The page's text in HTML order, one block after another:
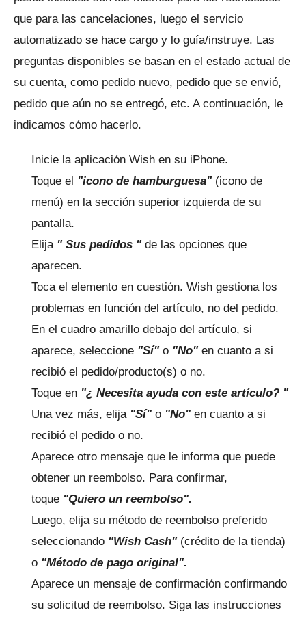
que para las cancelaciones, luego el servicio
automatizado se hace cargo y lo guía/instruye. Las
preguntas disponibles se basan en el estado actual de
su cuenta, como pedido nuevo, pedido que se envió,
pedido que aún no se entregó, etc. A continuación, le
indicamos cómo hacerlo.
Inicie la aplicación Wish en su iPhone.
Toque el "icono de hamburguesa" (icono de
menú) en la sección superior izquierda de su
pantalla.
Elija " Sus pedidos " de las opciones que
aparecen.
Toca el elemento en cuestión. Wish gestiona los
problemas en función del artículo, no del pedido.
En el cuadro amarillo debajo del artículo, si
aparece, seleccione "Sí" o "No" en cuanto a si
recibió el pedido/producto(s) o no.
Toque en "¿ Necesita ayuda con este artículo? "
Una vez más, elija "Sí" o "No" en cuanto a si
recibió el pedido o no.
Aparece otro mensaje que le informa que puede
obtener un reembolso. Para confirmar,
toque "Quiero un reembolso".
Luego, elija su método de reembolso preferido
seleccionando "Wish Cash" (crédito de la tienda)
o "Método de pago original".
Aparece un mensaje de confirmación confirmando
su solicitud de reembolso. Siga las instrucciones